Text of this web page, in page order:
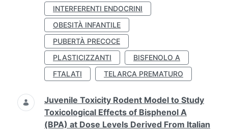
INTERFERENTI ENDOCRINI
OBESITÀ INFANTILE
PUBERTÀ PRECOCE
PLASTICIZZANTI
BISFENOLO A
FTALATI
TELARCA PREMATURO
Juvenile Toxicity Rodent Model to Study
Toxicological Effects of Bisphenol A
(BPA) at Dose Levels Derived From Italian